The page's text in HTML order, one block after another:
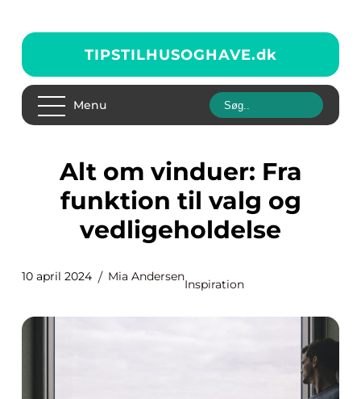
TIPSTILHUSOGHAVE.dk
Menu
Alt om vinduer: Fra
funktion til valg og
vedligeholdelse
10 april 2024 Mia Andersen
Inspiration